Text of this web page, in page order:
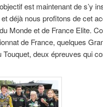
est maintenant de s’y
et déjà nous profitons de cet
Monde et de France Elite.
de France, quelques
Touquet, deux épreuves qui